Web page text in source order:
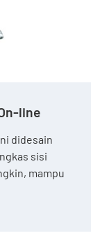
line
didesain
sisi
mampu